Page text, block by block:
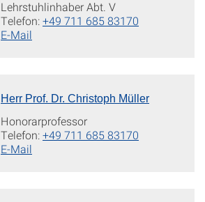
Lehrstuhlinhaber Abt. V
Telefon:+49 711 685 83170
E-Mail
Herr Prof. Dr. Christoph Müller
Honorarprofessor
Telefon:+49 711 685 83170
E-Mail